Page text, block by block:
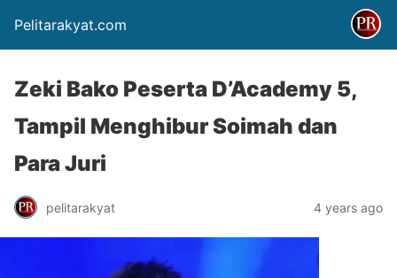
Pelitarakyat.com
Zeki Bako Peserta D’Academy 5,
Tampil Menghibur Soimah dan
Para Juri
pelitarakyat 4 years ago